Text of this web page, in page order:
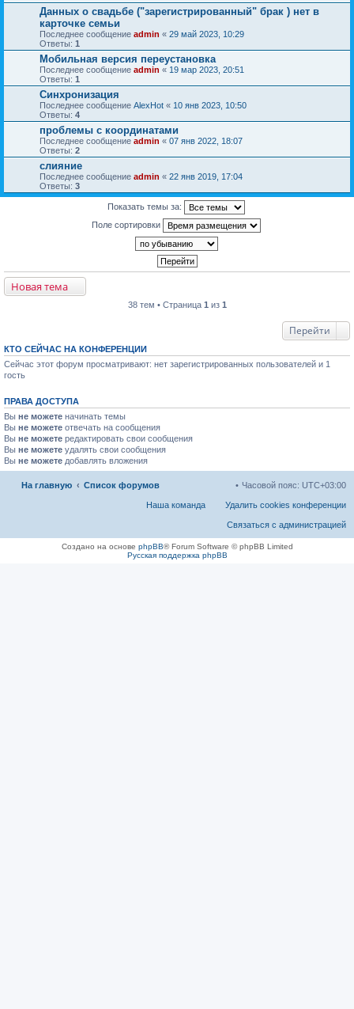
Данных о свадьбе ("зарегистрированный" брак ) нет в
карточке семьи
Последнее сообщение admin « 29 май 2023, 10:29
Ответы: 1
Мобильная версия переустановка
Последнее сообщение admin « 19 мар 2023, 20:51
Ответы: 1
Синхронизация
Последнее сообщение AlexHot « 10 янв 2023, 10:50
Ответы: 4
проблемы с координатами
Последнее сообщение admin « 07 янв 2022, 18:07
Ответы: 2
слияние
Последнее сообщение admin « 22 янв 2019, 17:04
Ответы: 3
Показать темы за:
Поле сортировки
Новая тема
38 тем • Страница 1 из 1
Перейти
КТО СЕЙЧАС НА КОНФЕРЕНЦИИ
Сейчас этот форум просматривают: нет зарегистрированных пользователей и 1
гость
ПРАВА ДОСТУПА
Вы не можете начинать темы
Вы не можете отвечать на сообщения
Вы не можете редактировать свои сообщения
Вы не можете удалять свои сообщения
Вы не можете добавлять вложения
На главную Список форумов Часовой пояс: UTC+03:00
Удалить cookies конференции
Наша команда
Связаться с администрацией
Создано на основе phpBB® Forum Software © phpBB Limited
Русская поддержка phpBB